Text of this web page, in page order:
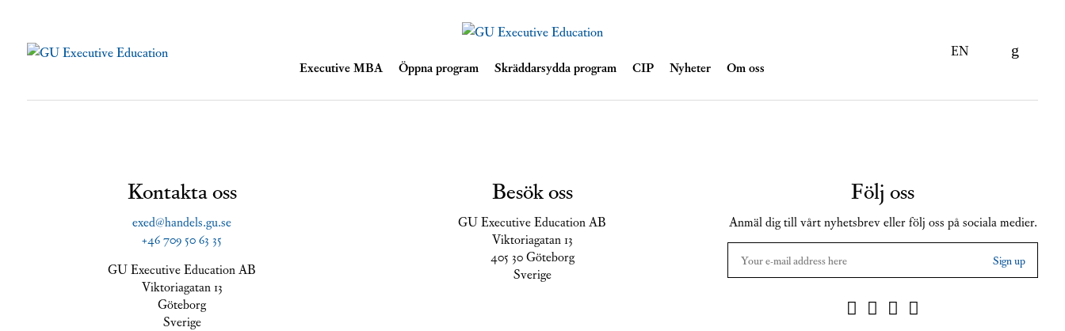
Skip
content
Executive MBA Öppna program Skräddarsydda program CIP Nyheter Om oss
EN
Kontakta oss
exed@handels.gu.se
+46 709 50 63 35
GU Executive Education AB
Viktoriagatan 13
Göteborg
Sverige
Besök oss
GU Executive Education AB
Viktoriagatan 13
405 30 Göteborg
Sverige
Följ oss
Anmäl dig till vårt nyhetsbrev eller följ oss på sociala medier.